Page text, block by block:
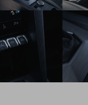
konzoly
1x USB typ C
Odkladacia
uzamykateľná
Rúčky na
ISOFIX na
Balík zadných